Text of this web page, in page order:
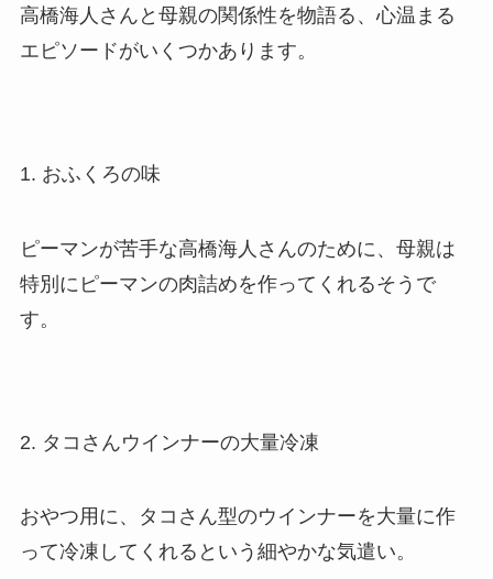
高橋海人さんと母親の関係性を物語る、心温まる
エピソードがいくつかあります。
1. おふくろの味
ピーマンが苦手な高橋海人さんのために、母親は
特別にピーマンの肉詰めを作ってくれるそうで
す。
2. タコさんウインナーの大量冷凍
おやつ用に、タコさん型のウインナーを大量に作
って冷凍してくれるという細やかな気遣い。